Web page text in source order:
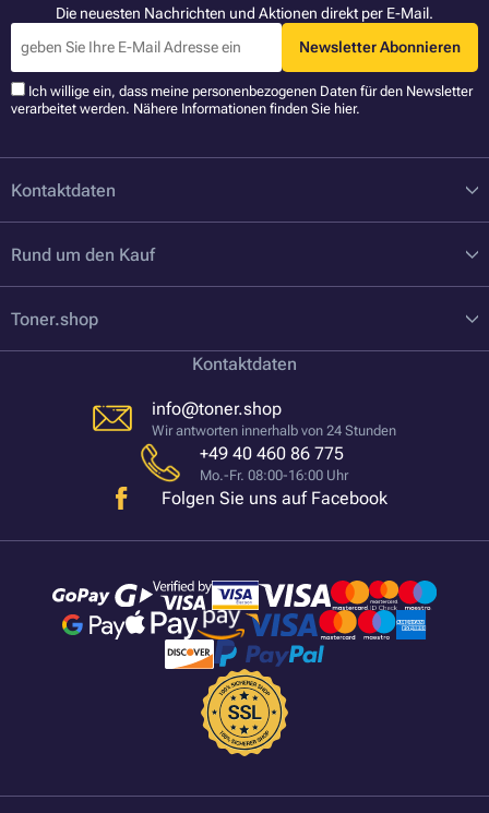
Die neuesten Nachrichten und Aktionen direkt per E-Mail.
Newsletter Abonnieren
Ich willige ein, dass meine personenbezogenen Daten für den Newsletter
verarbeitet werden. Nähere Informationen finden Sie hier.
Kontaktdaten
Rund um den Kauf
Toner.shop
Kontaktdaten
info@toner.shop
Wir antworten innerhalb von 24 Stunden
+49 40 460 86 775
Mo.-Fr. 08:00-16:00 Uhr
Folgen Sie uns auf Facebook